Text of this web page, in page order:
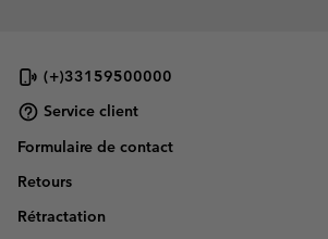
(+)33159500000
Service client
Formulaire de contact
Retours
Rétractation